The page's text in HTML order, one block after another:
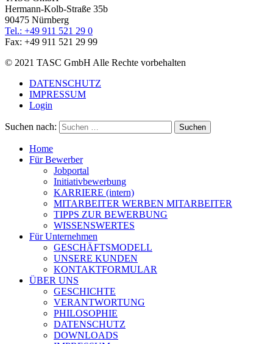
Hermann-Kolb-Straße 35b
90475 Nürnberg
Tel.: +49 911 521 29 0
Fax: +49 911 521 29 99
© 2021 TASC GmbH Alle Rechte vorbehalten
DATENSCHUTZ
IMPRESSUM
Login
Suchen nach:
Home
Für Bewerber
Jobportal
Initiativbewerbung
KARRIERE (intern)
MITARBEITER WERBEN MITARBEITER
TIPPS ZUR BEWERBUNG
WISSENSWERTES
Für Unternehmen
GESCHÄFTSMODELL
UNSERE KUNDEN
KONTAKTFORMULAR
ÜBER UNS
GESCHICHTE
VERANTWORTUNG
PHILOSOPHIE
DATENSCHUTZ
DOWNLOADS